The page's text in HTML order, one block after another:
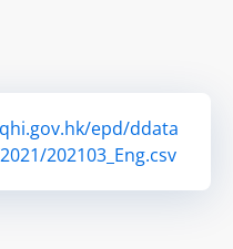
epd/ddata
202103_Eng.csv